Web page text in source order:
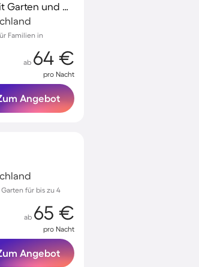
Familienorientierte tolle Wohnung mit Garten und Grill | Panoramablick
Familien in
ab 64 €
pro Nacht
Angebot
für bis zu 4
ab 65 €
pro Nacht
Angebot